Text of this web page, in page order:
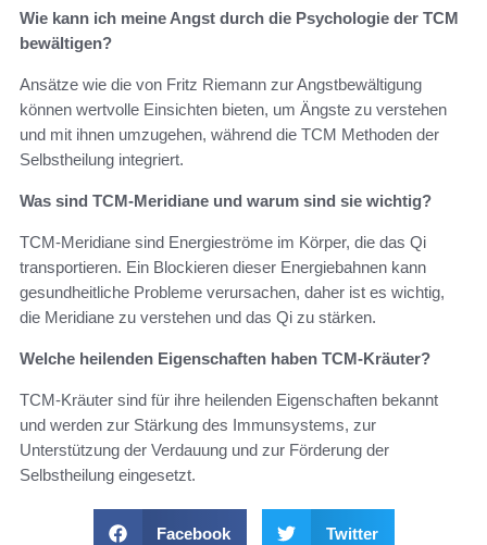
Wie kann ich meine Angst durch die Psychologie der TCM
bewältigen?
Ansätze wie die von Fritz Riemann zur Angstbewältigung
können wertvolle Einsichten bieten, um Ängste zu verstehen
und mit ihnen umzugehen, während die TCM Methoden der
Selbstheilung integriert.
Was sind TCM-Meridiane und warum sind sie wichtig?
TCM-Meridiane sind Energieströme im Körper, die das Qi
transportieren. Ein Blockieren dieser Energiebahnen kann
gesundheitliche Probleme verursachen, daher ist es wichtig,
die Meridiane zu verstehen und das Qi zu stärken.
Welche heilenden Eigenschaften haben TCM-Kräuter?
TCM-Kräuter sind für ihre heilenden Eigenschaften bekannt
und werden zur Stärkung des Immunsystems, zur
Unterstützung der Verdauung und zur Förderung der
Selbstheilung eingesetzt.
Facebook Twitter